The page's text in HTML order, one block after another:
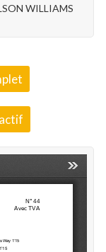
WILLIAMS